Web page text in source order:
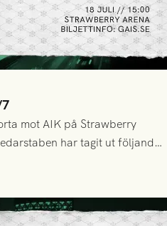
mot AIK på Strawberry
har tagit ut följande